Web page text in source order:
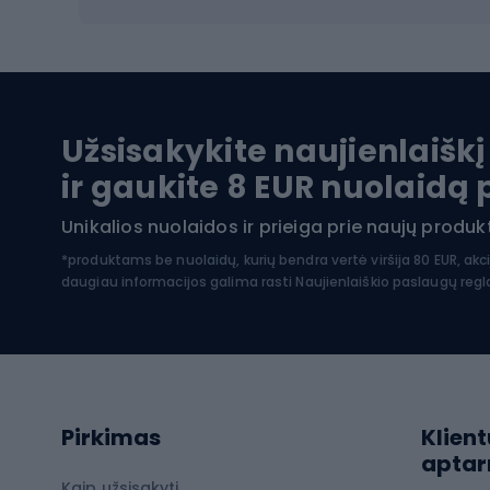
Baidarės
SUP lentos
Hidrokostiumai nardymui
Turistinė apranga
Žygio šortai
Neperpučiamos striukės
Užsisakykite naujienlaiškį
ir gaukite 8 EUR
Unikalios nuolaidos ir prieiga prie naujų
*produktams be nuolaidų, kurių bendra vertė viršija 80 EUR,
daugiau informacijos galima rasti Naujienlaiškio paslaugų
Pirkimas